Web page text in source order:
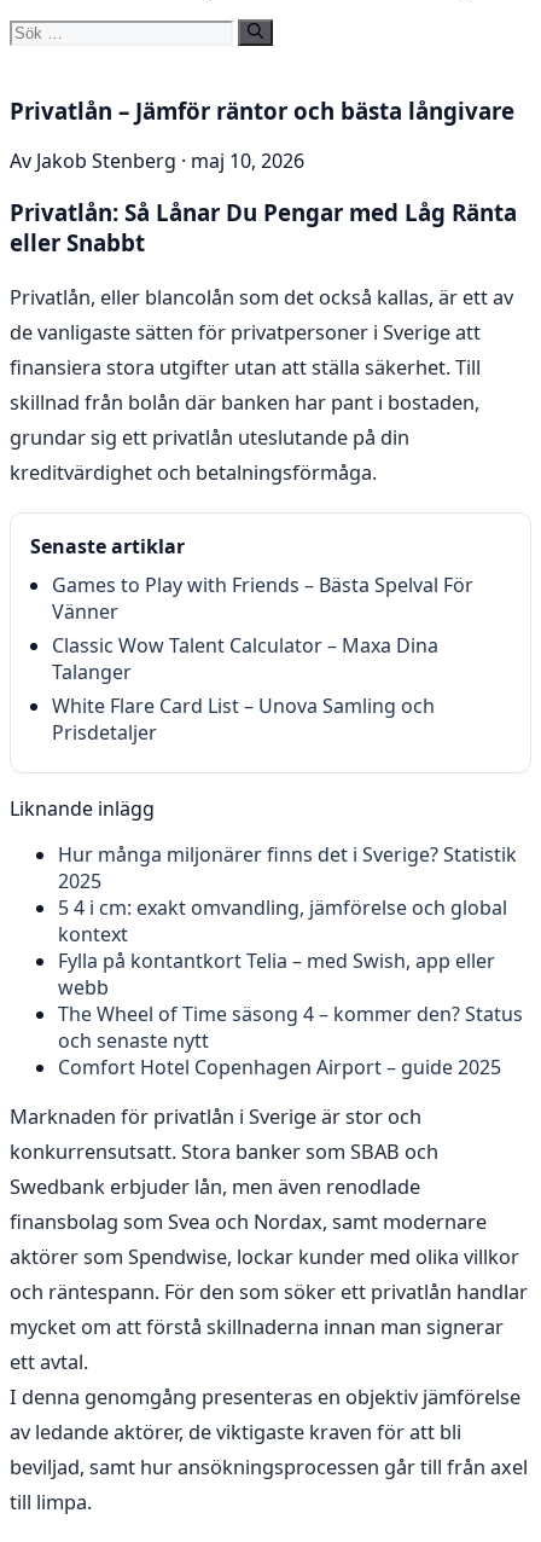
Sök
Privatlån – Jämför räntor och bästa långivare
Av Jakob Stenberg · maj 10, 2026
Privatlån: Så Lånar Du Pengar med Låg Ränta
eller Snabbt
Privatlån, eller blancolån som det också kallas, är ett av
de vanligaste sätten för privatpersoner i Sverige att
finansiera stora utgifter utan att ställa säkerhet. Till
skillnad från bolån där banken har pant i bostaden,
grundar sig ett privatlån uteslutande på din
kreditvärdighet och betalningsförmåga.
Senaste artiklar
Games to Play with Friends – Bästa Spelval För
Vänner
Classic Wow Talent Calculator – Maxa Dina
Talanger
White Flare Card List – Unova Samling och
Prisdetaljer
Liknande inlägg
Hur många miljonärer finns det i Sverige? Statistik
2025
5 4 i cm: exakt omvandling, jämförelse och global
kontext
Fylla på kontantkort Telia – med Swish, app eller
webb
The Wheel of Time säsong 4 – kommer den? Status
och senaste nytt
Comfort Hotel Copenhagen Airport – guide 2025
Marknaden för privatlån i Sverige är stor och
konkurrensutsatt. Stora banker som SBAB och
Swedbank erbjuder lån, men även renodlade
finansbolag som Svea och Nordax, samt modernare
aktörer som Spendwise, lockar kunder med olika villkor
och räntespann. För den som söker ett privatlån handlar
mycket om att förstå skillnaderna innan man signerar
ett avtal.
I denna genomgång presenteras en objektiv jämförelse
av ledande aktörer, de viktigaste kraven för att bli
beviljad, samt hur ansökningsprocessen går till från axel
till limpa.